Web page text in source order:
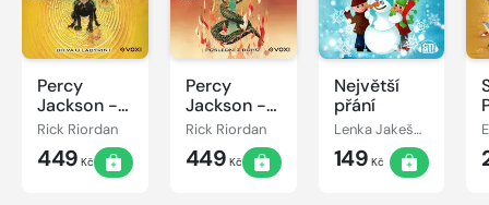
Percy
Jackson -
Bitva o
labyrint
Rick Riordan
449 Kč
Percy
Jackson -
Poslední z
bohů
Rick Riordan
449 Kč
Největší
přání
Lenka Jakešová
149 Kč